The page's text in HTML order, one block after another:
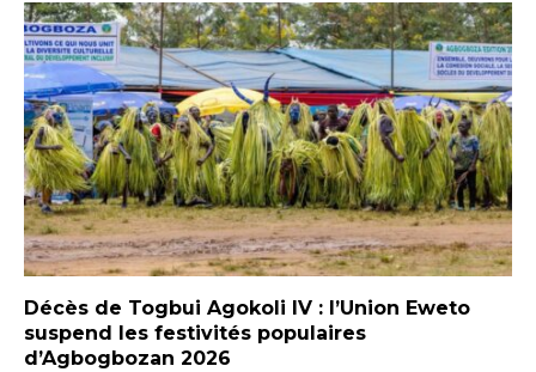
Décès de Togbui Agokoli IV : l’Union Eweto
suspend les festivités populaires
d’Agbogbozan 2026